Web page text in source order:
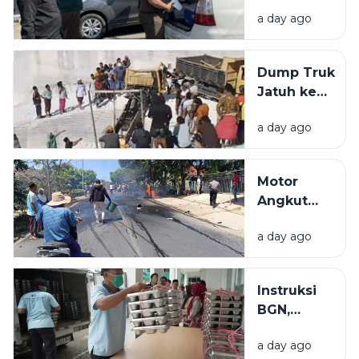
PUPR
Pamekasan,
Terkait
Proyek
Miliar.
a day ago
Dump Truk
Jatuh ke
Galian C di
Pamekasan,
Selamat
a day ago
Motor
Angkut
BBM
Terbakar
Pikap di
Pamekasan,
Meninggal
a day ago
Instruksi
BGN,
MBG Tidak
a day ago